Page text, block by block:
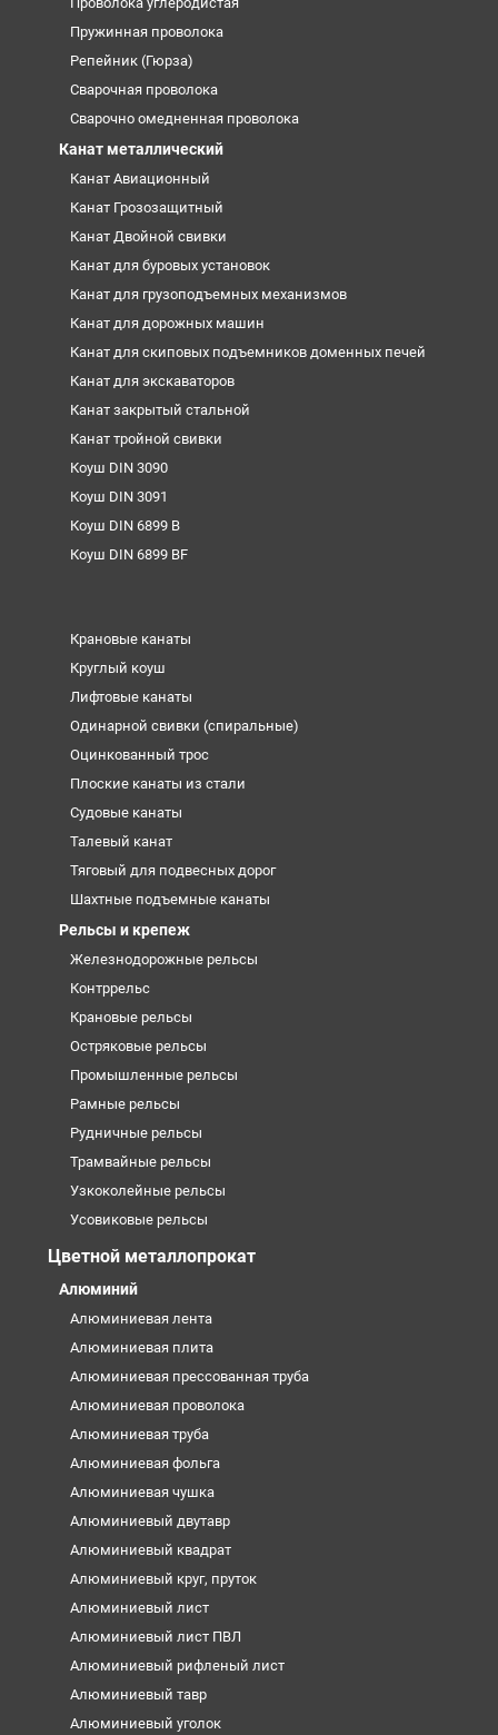
Пружинная проволока
Репейник (Гюрза)
Сварочная проволока
Сварочно омедненная проволока
Канат металлический
Канат Авиационный
Канат Грозозащитный
Канат Двойной свивки
Канат для буровых установок
Канат для грузоподъемных механизмов
Канат для дорожных машин
Канат для скиповых подъемников доменных печей
Канат для экскаваторов
Канат закрытый стальной
Канат тройной свивки
Коуш DIN 3090
Коуш DIN 3091
Коуш DIN 6899 B
Коуш DIN 6899 BF
Крановые канаты
Круглый коуш
Лифтовые канаты
Одинарной свивки (спиральные)
Оцинкованный трос
Плоские канаты из стали
Судовые канаты
Талевый канат
Тяговый для подвесных дорог
Шахтные подъемные канаты
Рельсы и крепеж
Железнодорожные рельсы
Контррельс
Крановые рельсы
Остряковые рельсы
Промышленные рельсы
Рамные рельсы
Рудничные рельсы
Трамвайные рельсы
Узкоколейные рельсы
Усовиковые рельсы
Цветной металлопрокат
Алюминий
Алюминиевая лента
Алюминиевая плита
Алюминиевая прессованная труба
Алюминиевая проволока
Алюминиевая труба
Алюминиевая фольга
Алюминиевая чушка
Алюминиевый двутавр
Алюминиевый квадрат
Алюминиевый круг, пруток
Алюминиевый лист
Алюминиевый лист ПВЛ
Алюминиевый рифленый лист
Алюминиевый тавр
Алюминиевый уголок